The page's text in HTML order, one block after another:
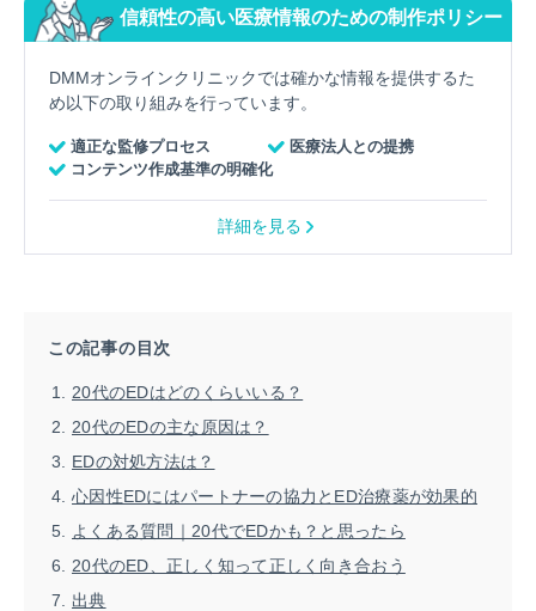
信頼性の高い医療情報のための制作ポリシー
DMMオンラインクリニックでは確かな情報を提供するた
め以下の取り組みを行っています。
適正な監修プロセス
医療法人との提携
コンテンツ作成基準の明確化
詳細を見る
この記事の目次
20代のEDはどのくらいいる？
20代のEDの主な原因は？
EDの対処方法は？
心因性EDにはパートナーの協力とED治療薬が効果的
よくある質問｜20代でEDかも？と思ったら
20代のED、正しく知って正しく向き合おう
出典